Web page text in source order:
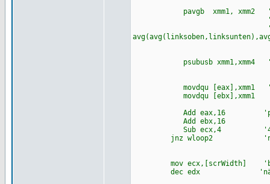
pavgb xmm1, xmm2
'den
'xmm1
psubusb xmm1,xmm4
movdqu [eax],xmm1 '4
movdqu [ebx],xmm1 '4
Add eax,16 'pointer
Add ebx,16
Sub ecx,4 '4
jnz wloop2
mov ecx,[scrWidth]
dec edx